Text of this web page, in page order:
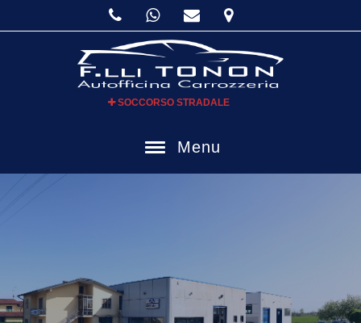
SOCCORSO STRADALE
Menu